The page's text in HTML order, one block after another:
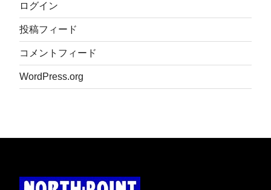
ログイン
投稿フィード
コメントフィード
WordPress.org